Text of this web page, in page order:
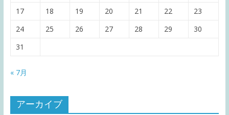
17
18 19 20 21 22
23
24
25 26 27 28 29
30
31
« 7月
アーカイブ